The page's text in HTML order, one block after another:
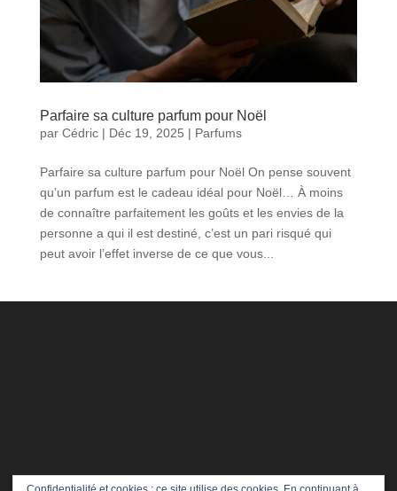
Parfaire sa culture parfum pour Noël
par Cédric| Déc 19, 2025 | Parfums
Parfaire sa culture parfum pour Noël On pense souvent
qu’un parfum est le cadeau idéal pour Noël… À moins
de connaître parfaitement les goûts et les envies de la
personne a qui il est destiné, c’est un pari risqué qui
peut avoir l’effet inverse de ce que vous...